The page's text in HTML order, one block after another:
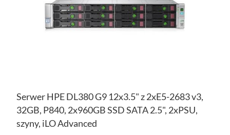
Serwer HPE DL380 G9 12x3.5" z 2xE5-2683 v3,
32GB, P840, 2x960GB SSD SATA 2.5", 2xPSU,
szyny, iLO Advanced